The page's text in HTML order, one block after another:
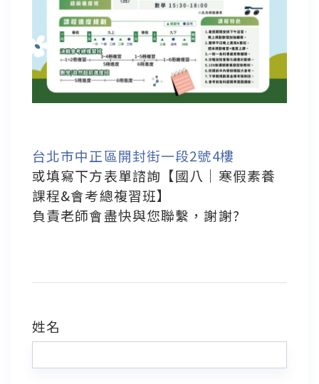
台北市中正區開封街一段2號4樓
或填寫下方表單諮詢【國八｜寒假素養
課程&會考總複習班】
負責老師會盡快與您聯繫，謝謝?
姓名